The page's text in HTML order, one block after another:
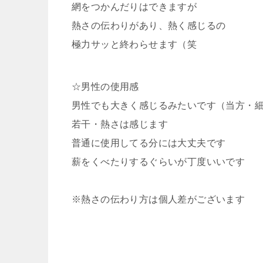
網をつかんだりはできますが
熱さの伝わりがあり、熱く感じるの
極力サッと終わらせます（笑
☆男性の使用感
男性でも大きく感じるみたいです（当方・細
若干・熱さは感じます
普通に使用してる分には大丈夫です
薪をくべたりするぐらいが丁度いいです
※熱さの伝わり方は個人差がございます